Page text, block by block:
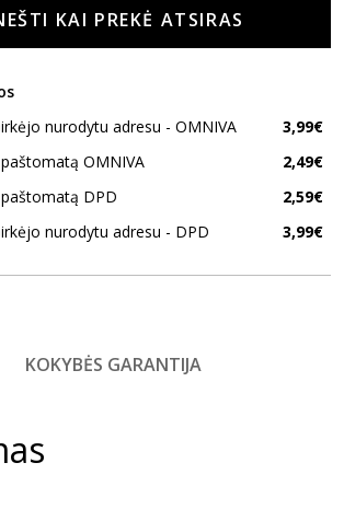
KAI PREKĖ ATSIRAS
nurodytu adresu - OMNIVA
3,99€
OMNIVA
2,49€
DPD
2,59€
nurodytu adresu - DPD
3,99€
KOKYBĖS GARANTIJA